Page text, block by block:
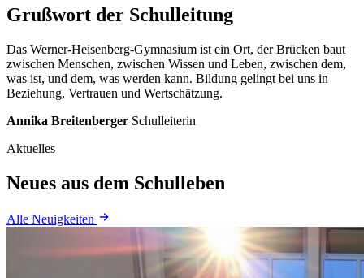
Grußwort der Schulleitung
Das Werner-Heisenberg-Gymnasium ist ein Ort, der Brücken baut
zwischen Menschen, zwischen Wissen und Leben, zwischen dem,
was ist, und dem, was werden kann. Bildung gelingt bei uns in
Beziehung, Vertrauen und Wertschätzung.
Annika Breitenberger Schulleiterin
Aktuelles
Neues aus dem Schulleben
Alle Neuigkeiten